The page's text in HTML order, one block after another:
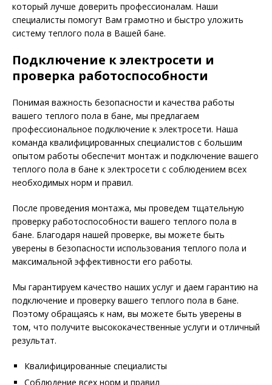
который лучше доверить профессионалам. Наши
специалисты помогут Вам грамотно и быстро уложить
систему теплого пола в Вашей бане.
Подключение к электросети и
проверка работоспособности
Понимая важность безопасности и качества работы
вашего теплого пола в бане, мы предлагаем
профессиональное подключение к электросети. Наша
команда квалифицированных специалистов с большим
опытом работы обеспечит монтаж и подключение вашего
теплого пола в бане к электросети с соблюдением всех
необходимых норм и правил.
После проведения монтажа, мы проведем тщательную
проверку работоспособности вашего теплого пола в
бане. Благодаря нашей проверке, вы можете быть
уверены в безопасности использования теплого пола и
максимальной эффективности его работы.
Мы гарантируем качество наших услуг и даем гарантию на
подключение и проверку вашего теплого пола в бане.
Поэтому обращаясь к нам, вы можете быть уверены в
том, что получите высококачественные услуги и отличный
результат.
Квалифицированные специалисты
Соблюдение всех норм и правил